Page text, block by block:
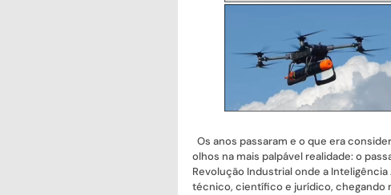
Os anos passaram e o que era
olhos na mais palpável realidade: o
Revolução Industrial onde a
técnico, científico e jurídico, chegando